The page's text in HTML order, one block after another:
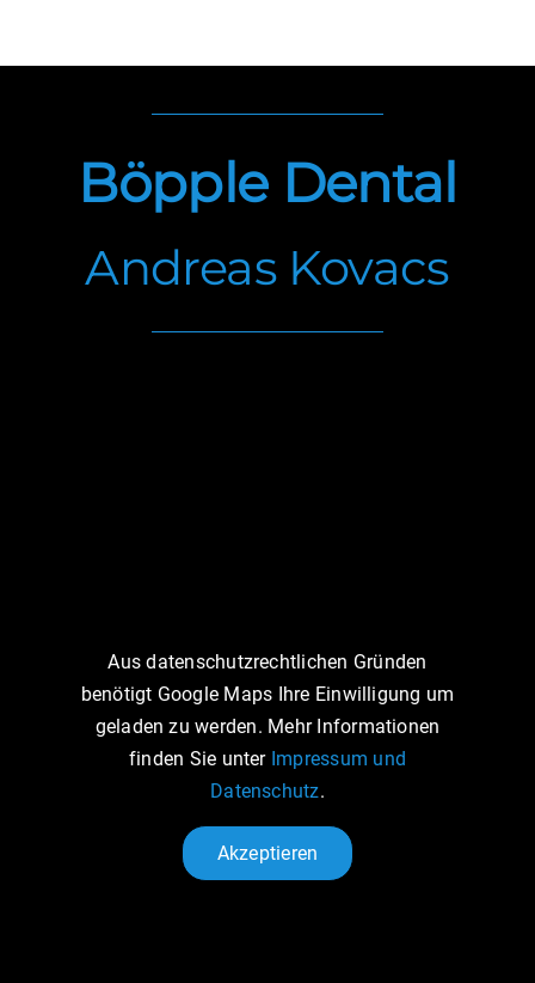
Böpple Dental
Andreas Kovacs
Aus datenschutzrechtlichen Gründen
benötigt Google Maps Ihre Einwilligung um
geladen zu werden. Mehr Informationen
finden Sie unter Impressum und
Datenschutz.
Akzeptieren